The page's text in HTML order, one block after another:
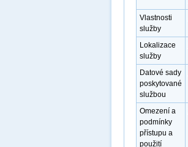
Vlastnosti
služby
Lokalizace
služby
Datové sady
poskytované
službou
Omezení a
podmínky
přístupu a
použití